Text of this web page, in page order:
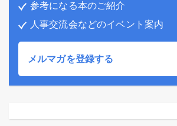
参考になる本のご紹介
人事交流会などのイベント案内
メルマガを登録する